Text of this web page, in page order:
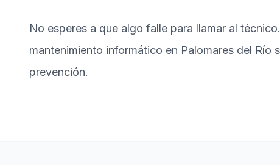
No esperes a que algo falle para llamar al
mantenimiento informático en Palomares del Río
prevención.